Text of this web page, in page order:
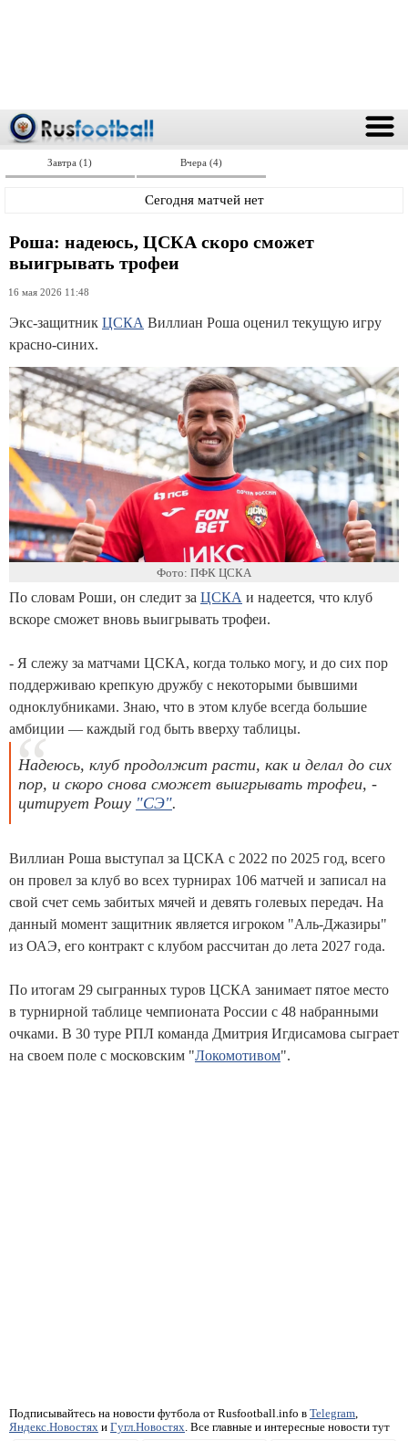
Завтра (1) Вчера (4)
Сегодня матчей нет
Роша: надеюсь, ЦСКА скоро сможет
выигрывать трофеи
16 мая 2026 11:48
Экс-защитник ЦСКА Виллиан Роша оценил текущую игру
красно-синих.
Фото: ПФК ЦСКА
По словам Роши, он следит за ЦСКА и надеется, что клуб
вскоре сможет вновь выигрывать трофеи.
- Я слежу за матчами ЦСКА, когда только могу, и до сих пор
поддерживаю крепкую дружбу с некоторыми бывшими
одноклубниками. Знаю, что в этом клубе всегда большие
амбиции — каждый год быть вверху таблицы.
Надеюсь, клуб продолжит расти, как и делал до сих
пор, и скоро снова сможет выигрывать трофеи, -
цитирует Рошу "СЭ".
Виллиан Роша выступал за ЦСКА с 2022 по 2025 год, всего
он провел за клуб во всех турнирах 106 матчей и записал на
свой счет семь забитых мячей и девять голевых передач. На
данный момент защитник является игроком "Аль-Джазиры"
из ОАЭ, его контракт с клубом рассчитан до лета 2027 года.
По итогам 29 сыгранных туров ЦСКА занимает пятое место
в турнирной таблице чемпионата России с 48 набранными
очками. В 30 туре РПЛ команда Дмитрия Игдисамова сыграет
на своем поле с московским "Локомотивом".
Подписывайтесь на новости футбола от Rusfootball.info в Telegram,
Яндекс.Новостях и Гугл.Новостях. Все главные и интересные новости тут